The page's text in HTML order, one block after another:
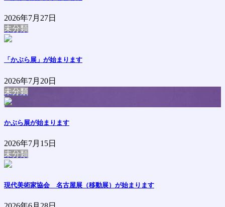
2026年7月27日
未分類
「かぶら展」が始まります
2026年7月20日
未分類
かぶら展が始まります
2026年7月15日
未分類
現代美術家協会 名古屋展（移動展）が始まります